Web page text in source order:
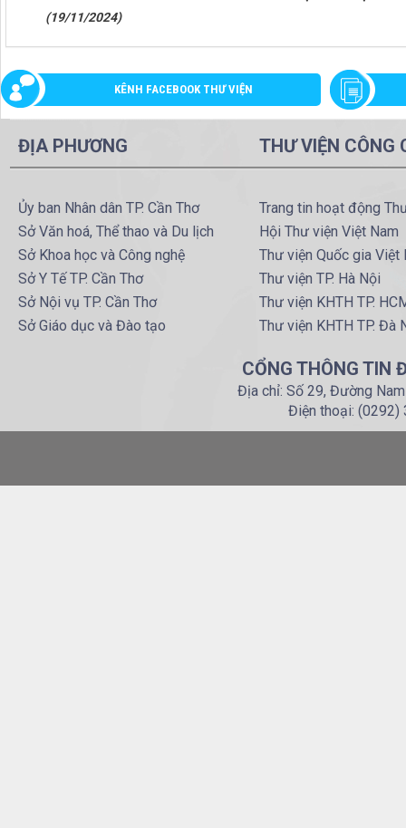
(19/11/2024)
KÊNH FACEBOOK THƯ VIỆN
ĐỊA PHƯƠNG
Ủy ban Nhân dân TP. Cần Thơ
Sở Văn hoá, Thể thao và Du lịch
Sở Khoa học và Công nghệ
Sở Y Tế TP. Cần Thơ
Sở Nội vụ TP. Cần Thơ
Sở Giáo dục và Đào tạo
THƯ VIỆN CÔNG
Trang tin hoạt động
Hội Thư viện Việt Nam
Thư viện Quốc gia Việt
Thư viện TP. Hà Nội
Thư viện KHTH TP.
Thư viện KHTH TP. Đà
CỔNG THÔNG TIN
Địa chỉ: Số 29, Đường
Điện thoại: (0292)